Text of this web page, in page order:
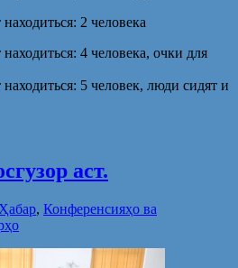
аст.
, Конференсияҳо ва